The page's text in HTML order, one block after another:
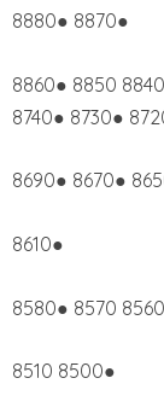
8880● 8870●
8860● 8850
8740● 8730●
8690● 8670●
8610●
8580● 8570
8510 8500●